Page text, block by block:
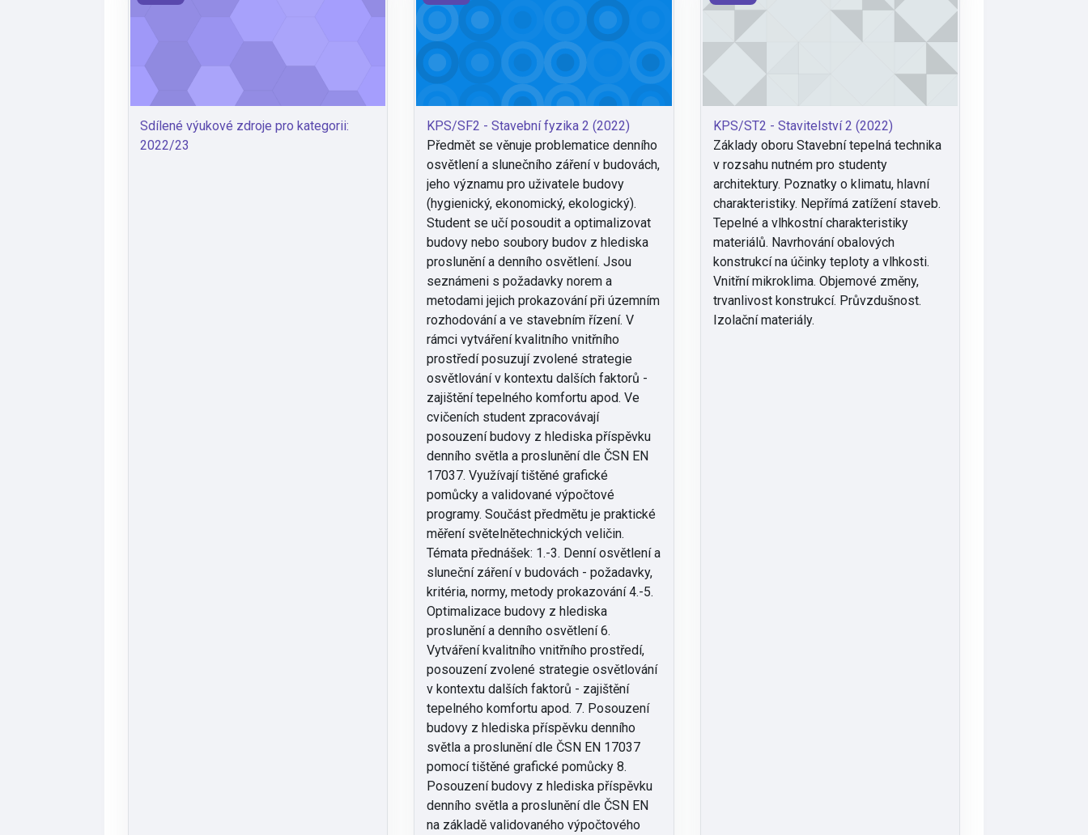
Sdílené výukové zdroje pro kategorii:
2022/23
KPS/SF2 - Stavební fyzika 2 (2022)
Předmět se věnuje problematice denního
osvětlení a slunečního záření v budovách,
jeho významu pro uživatele budovy
(hygienický, ekonomický, ekologický).
Student se učí posoudit a optimalizovat
budovy nebo soubory budov z hlediska
proslunění a denního osvětlení. Jsou
seznámeni s požadavky norem a
metodami jejich prokazování při územním
rozhodování a ve stavebním řízení. V
rámci vytváření kvalitního vnitřního
prostředí posuzují zvolené strategie
osvětlování v kontextu dalších faktorů -
zajištění tepelného komfortu apod. Ve
cvičeních student zpracovávají
posouzení budovy z hlediska příspěvku
denního světla a proslunění dle ČSN EN
17037. Využívají tištěné grafické
pomůcky a validované výpočtové
programy. Součást předmětu je praktické
měření světelnětechnických veličin.
Témata přednášek: 1.-3. Denní osvětlení a
sluneční záření v budovách - požadavky,
kritéria, normy, metody prokazování 4.-5.
Optimalizace budovy z hlediska
proslunění a denního osvětlení 6.
Vytváření kvalitního vnitřního prostředí,
posouzení zvolené strategie osvětlování
v kontextu dalších faktorů - zajištění
tepelného komfortu apod. 7. Posouzení
budovy z hlediska příspěvku denního
světla a proslunění dle ČSN EN 17037
pomocí tištěné grafické pomůcky 8.
Posouzení budovy z hlediska příspěvku
denního světla a proslunění dle ČSN EN
na základě validovaného výpočtového
KPS/ST2 - Stavitelství 2 (2022)
Základy oboru Stavební tepelná technika
v rozsahu nutném pro studenty
architektury. Poznatky o klimatu, hlavní
charakteristiky. Nepřímá zatížení staveb.
Tepelné a vlhkostní charakteristiky
materiálů. Navrhování obalových
konstrukcí na účinky teploty a vlhkosti.
Vnitřní mikroklima. Objemové změny,
trvanlivost konstrukcí. Průvzdušnost.
Izolační materiály.